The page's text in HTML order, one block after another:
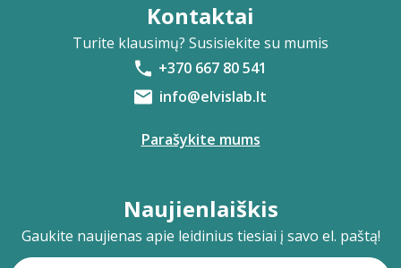
Kontaktai
Turite klausimų? Susisiekite su mumis
+370 667 80 541
info@elvislab.lt
Parašykite mums
Naujienlaiškis
Gaukite naujienas apie leidinius tiesiai į savo el. paštą!